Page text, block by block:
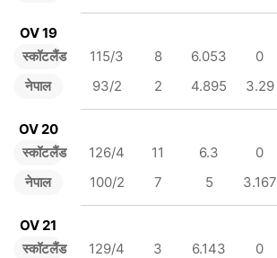
OV 19
स्कॉटलैंड
नेपाल
115/3 8 6.053 0
93/2
2 4.895 3.29
OV 20
स्कॉटलैंड
नेपाल
126/4 11 6.3 0
100/2
7 5 3.167
OV 21
स्कॉटलैंड
129/4 3 6.143 0